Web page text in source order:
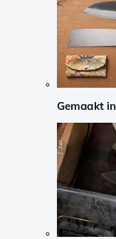
Gemaakt